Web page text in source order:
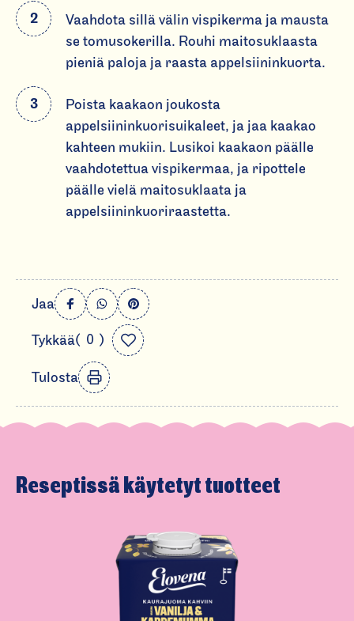
Vaahdota sillä välin vispikerma ja mausta
se tomusokerilla. Rouhi maitosuklaasta
pieniä paloja ja raasta appelsiininkuorta.
Poista kaakaon joukosta
appelsiininkuorisuikaleet, ja jaa kaakao
kahteen mukiin. Lusikoi kaakaon päälle
vaahdotettua vispikermaa, ja ripottele
päälle vielä maitosuklaata ja
appelsiininkuoriraastetta.
JaaS
h
a
e
o
n
c
TykkääL
k
e
0
i
m
e
s
Tulosta
Reseptissä käytetyt tuotteet